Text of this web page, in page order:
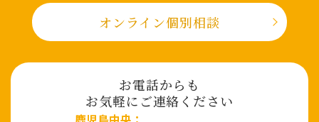
オンライン個別相談
お電話からも
お気軽にご連絡ください